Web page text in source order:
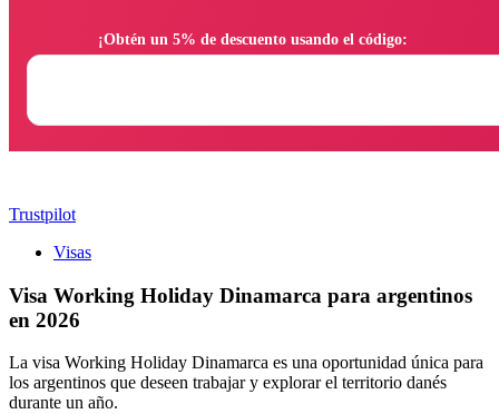
Trustpilot
Visas
Visa Working Holiday Dinamarca para argentinos
en 2026
La visa Working Holiday Dinamarca es una oportunidad única para
los argentinos que deseen trabajar y explorar el territorio danés
durante un año.